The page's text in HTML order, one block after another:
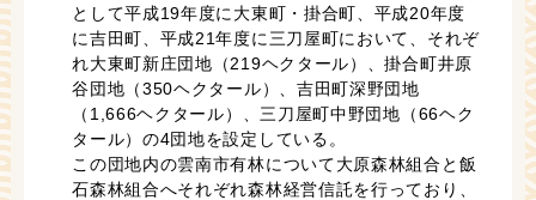
として平成19年度に大東町・掛合町、平成20年度
に吉田町、平成21年度に三刀屋町において、それぞ
れ大東町新庄団地（219ヘクタール）、掛合町井原
谷団地（350ヘクタール）、吉田町深野団地
（1,666ヘクタール）、三刀屋町中野団地（66ヘク
タール）の4団地を設定している。
この団地内の雲南市有林について大原森林組合と飯
石森林組合へそれぞれ森林経営信託を行っており、